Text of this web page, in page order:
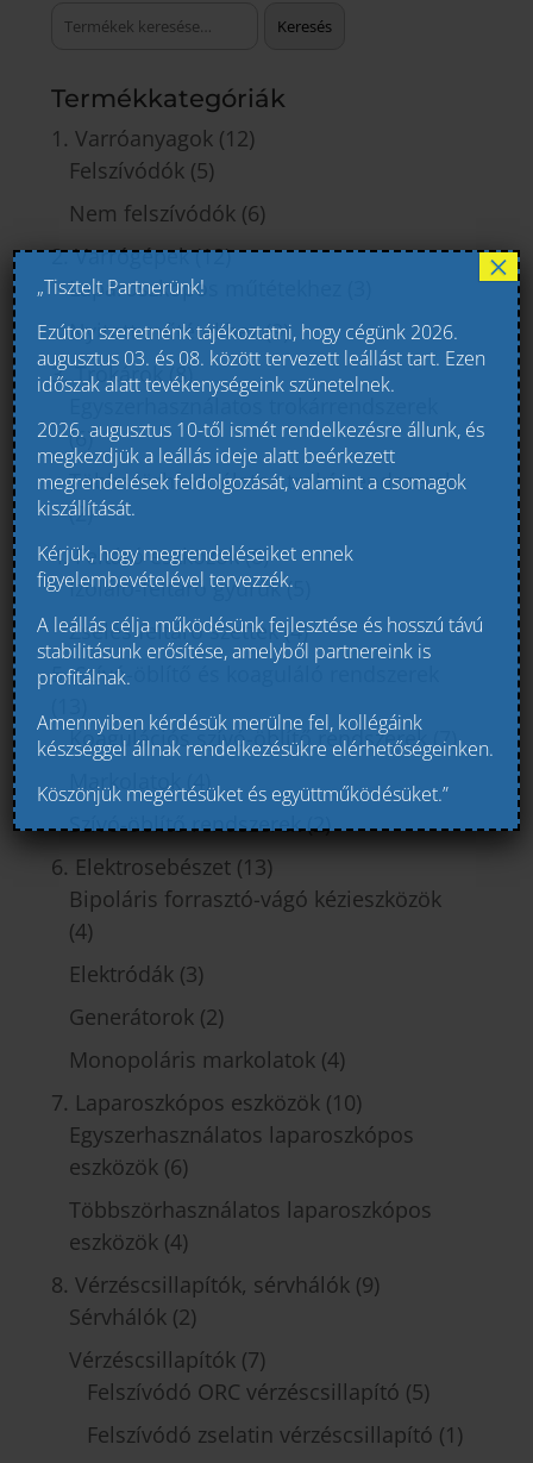
Keresés
Keresés
Termékkategóriák
1. Varróanyagok (12)
Felszívódók (5)
Nem felszívódók (6)
2. Varrógépek (12)
Laparoszkópos műtétekhez
Nyitott műtétekhez (9)
3. Trokárok (8)
Egyszerhasználatos trokárrendszerek
(6)
Többszörhasználatos trokárrendszerek
(2)
4. Feltáró eszközök (8)
Izoláló-feltáró gyűrűk (5)
Zselés feltáró szettek (4)
5. Szívó-öblítő és koaguláló rendszerek
Koagulációs szívó-öblítő rendszerek
(7)
Markolatok
(4)
Szívó-öblítő rendszerek (2)
6. Elektrosebészet (13)
Bipoláris forrasztó-vágó kézieszközök
(4)
Elektródák (3)
Generátorok (2)
Monopoláris markolatok (4)
7. Laparoszkópos eszközök (10)
Egyszerhasználatos laparoszkópos
eszközök (6)
Többszörhasználatos laparoszkópos
eszközök (4)
8. Vérzéscsillapítók, sérvhálók (9)
Sérvhálók (2)
Vérzéscsillapítók (7)
Felszívódó ORC vérzéscsillapító (5)
Felszívódó zselatin vérzéscsillapító (1)
„Tisztelt Partnerünk!
Ezúton szeretnénk tájékoztatni, hogy cégünk 2026.
augusztus 03. és 08. között tervezett leállást tart. Ezen
időszak alatt tevékenységeink szünetelnek.
2026. augusztus 10-től ismét rendelkezésre állunk, és
megkezdjük a leállás ideje alatt beérkezett
megrendelések feldolgozását, valamint a csomagok
kiszállítását.
Kérjük, hogy megrendeléseiket ennek
figyelembevételével tervezzék.
A leállás célja működésünk fejlesztése és hosszú távú
stabilitásunk erősítése, amelyből partnereink is
profitálnak.
Amennyiben kérdésük merülne fel, kollégáink
készséggel állnak rendelkezésükre elérhetőségeinken.
Köszönjük megértésüket és együttműködésüket.”
×